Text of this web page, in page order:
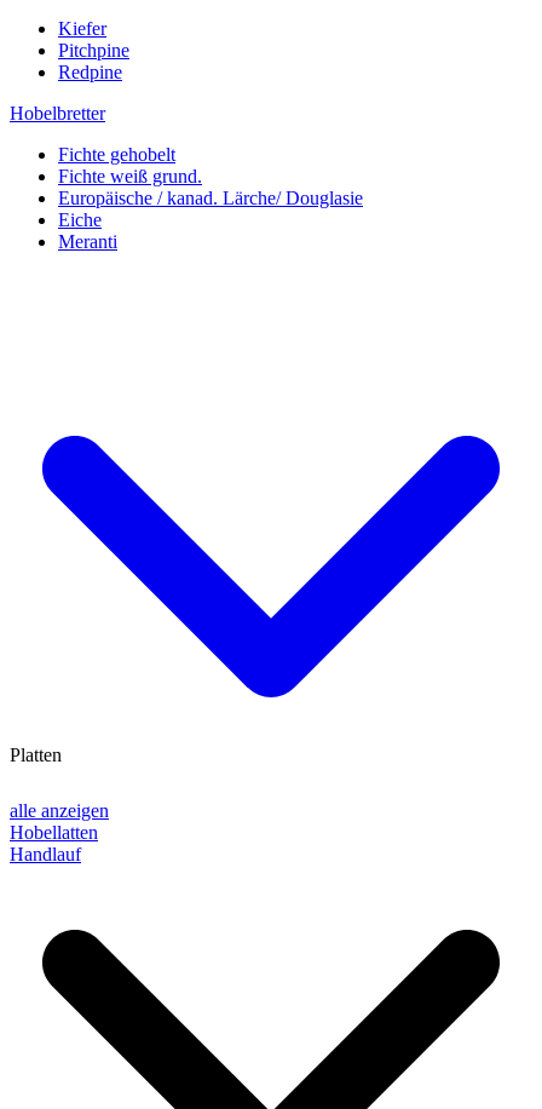
Kiefer
Pitchpine
Redpine
Hobelbretter
Fichte gehobelt
Fichte weiß grund.
Europäische / kanad. Lärche/ Douglasie
Eiche
Meranti
alle anzeigen
Hobellatten
Handlauf
Platten